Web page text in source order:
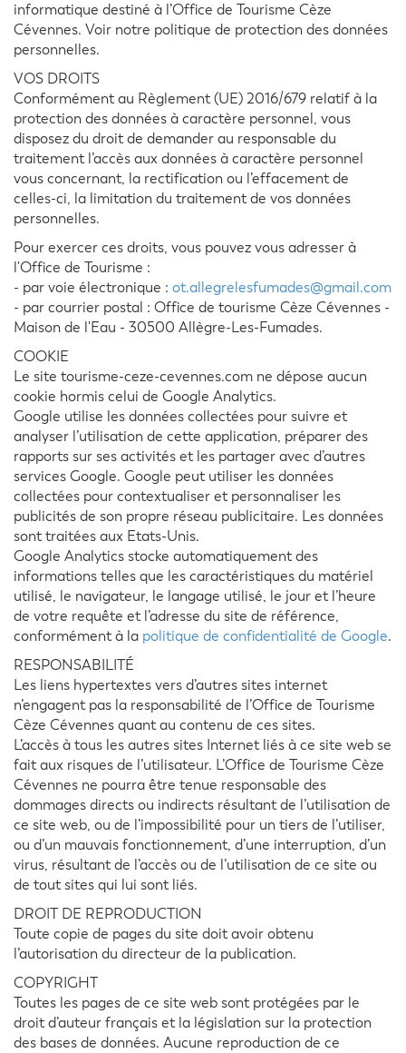
informatique destiné à l’Office de Tourisme Cèze
Cévennes. Voir notre politique de protection des données
personnelles.
VOS DROITS
Conformément au Règlement (UE) 2016/679 relatif à la
protection des données à caractère personnel, vous
disposez du droit de demander au responsable du
traitement l’accès aux données à caractère personnel
vous concernant, la rectification ou l’effacement de
celles-ci, la limitation du traitement de vos données
personnelles.
Pour exercer ces droits, vous pouvez vous adresser à
l'Office de Tourisme :
- par voie électronique : ot.allegrelesfumades@gmail.com
- par courrier postal : Office de tourisme Cèze Cévennes -
Maison de l'Eau - 30500 Allègre-Les-Fumades.
COOKIE
Le site tourisme-ceze-cevennes.com ne dépose aucun
cookie hormis celui de Google Analytics.
Google utilise les données collectées pour suivre et
analyser l’utilisation de cette application, préparer des
rapports sur ses activités et les partager avec d’autres
services Google. Google peut utiliser les données
collectées pour contextualiser et personnaliser les
publicités de son propre réseau publicitaire. Les données
sont traitées aux Etats-Unis.
Google Analytics stocke automatiquement des
informations telles que les caractéristiques du matériel
utilisé, le navigateur, le langage utilisé, le jour et l’heure
de votre requête et l’adresse du site de référence,
conformément à la politique de confidentialité de Google.
RESPONSABILITÉ
Les liens hypertextes vers d’autres sites internet
n’engagent pas la responsabilité de l’Office de Tourisme
Cèze Cévennes quant au contenu de ces sites.
L’accès à tous les autres sites Internet liés à ce site web se
fait aux risques de l’utilisateur. L’Office de Tourisme Cèze
Cévennes ne pourra être tenue responsable des
dommages directs ou indirects résultant de l’utilisation de
ce site web, ou de l’impossibilité pour un tiers de l’utiliser,
ou d’un mauvais fonctionnement, d’une interruption, d’un
virus, résultant de l’accès ou de l’utilisation de ce site ou
de tout sites qui lui sont liés.
DROIT DE REPRODUCTION
Toute copie de pages du site doit avoir obtenu
l’autorisation du directeur de la publication.
COPYRIGHT
Toutes les pages de ce site web sont protégées par le
droit d’auteur français et la législation sur la protection
des bases de données. Aucune reproduction de ce